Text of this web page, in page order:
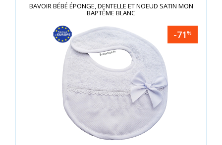
BAVOIR BÉBÉ ÉPONGE, DENTELLE ET NOEUD SATIN MON
BAPTÊME BLANC
-71%